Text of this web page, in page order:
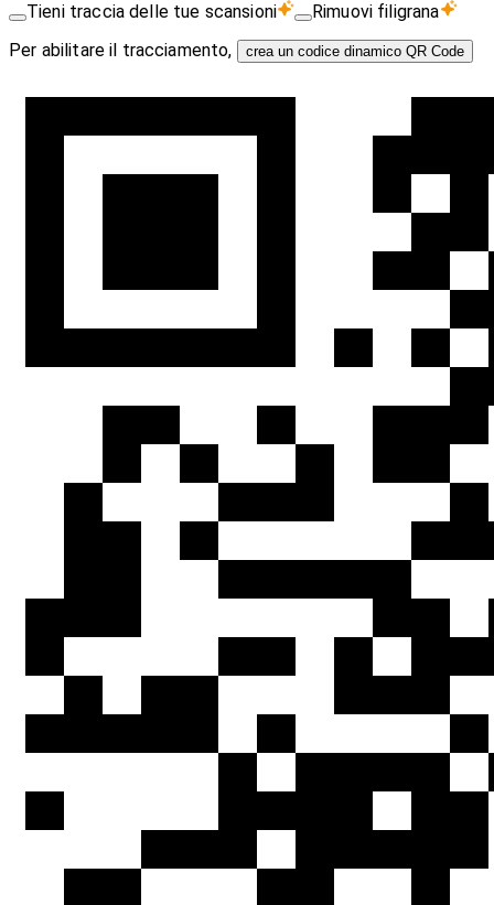
Tieni traccia delle tue scansioni
Rimuovi filigrana
Per abilitare il tracciamento,
crea un codice dinamico QR Code